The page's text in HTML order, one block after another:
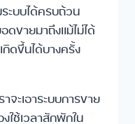
ะบบได้ครบถ้วน
ขายมาถึงแม้ไม่ได้
ดขึ้นได้บางครั้ง
จะเอาระบบการขาย
ใช้เวลาสักพักใน